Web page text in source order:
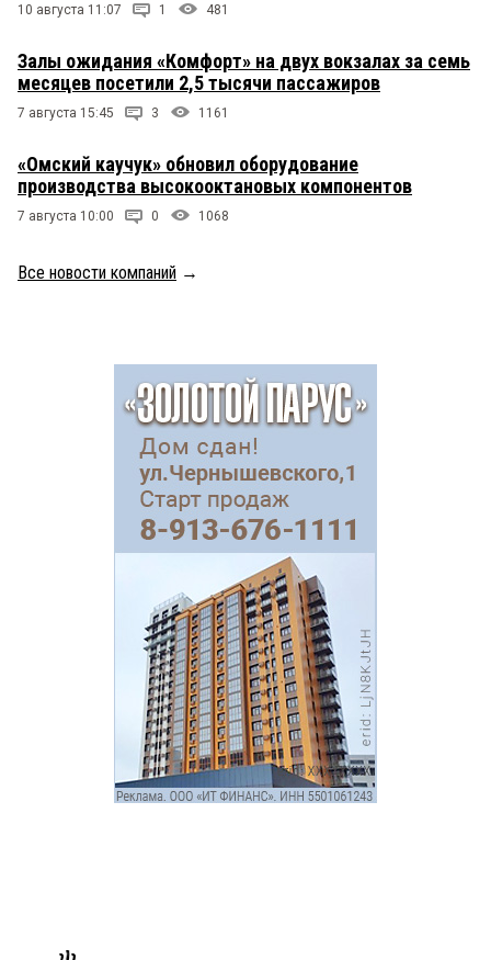
10 августа 11:07 1 481
Залы ожидания «Комфорт» на двух вокзалах за семь
месяцев посетили 2,5 тысячи пассажиров
7 августа 15:45 3 1161
«Омский каучук» обновил оборудование
производства высокооктановых компонентов
7 августа 10:00 0 1068
Все новости компаний →